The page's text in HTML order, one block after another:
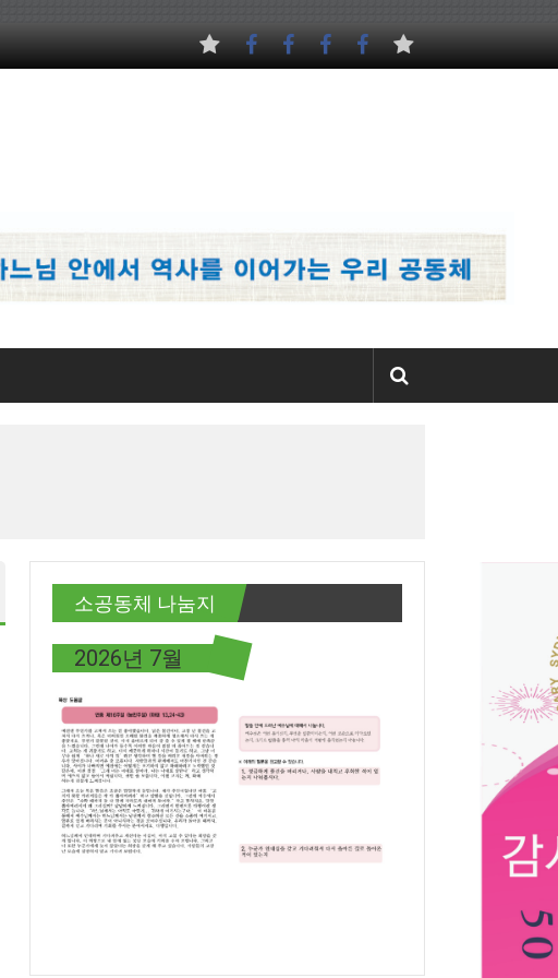
소공동체 나눔지
2026년 7월